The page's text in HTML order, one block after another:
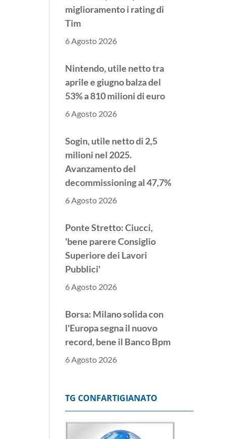
miglioramento i rating di
Tim
6 Agosto 2026
Nintendo, utile netto tra
aprile e giugno balza del
53% a 810 milioni di euro
6 Agosto 2026
Sogin, utile netto di 2,5
milioni nel 2025.
Avanzamento del
decommissioning al 47,7%
6 Agosto 2026
Ponte Stretto: Ciucci,
'bene parere Consiglio
Superiore dei Lavori
Pubblici'
6 Agosto 2026
Borsa: Milano solida con
l'Europa segna il nuovo
record, bene il Banco Bpm
6 Agosto 2026
eccellenti, avanti con
l'intelligenza artificiale'
6 Agosto 2026
TG CONFARTIGIANATO